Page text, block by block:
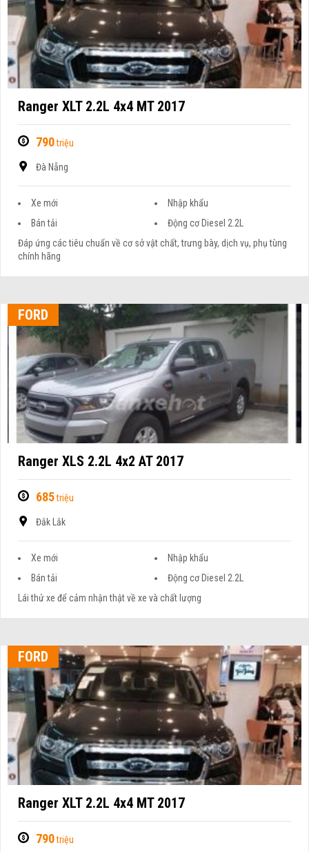
Ranger XLT 2.2L 4x4 MT 2017
790triệu
Đà Nẵng
Xe mới
Nhập khẩu
Bán tải
Động cơ Diesel 2.2L
Đáp ứng các tiêu chuẩn về cơ sở vật chất, trưng bày, dịch vụ, phụ tùng
chính hãng
FORD
Ranger XLS 2.2L 4x2 AT 2017
685triệu
Đắk Lắk
Xe mới
Nhập khẩu
Bán tải
Động cơ Diesel 2.2L
Lái thử xe để cảm nhận thật về xe và chất lượng
FORD
Ranger XLT 2.2L 4x4 MT 2017
790triệu